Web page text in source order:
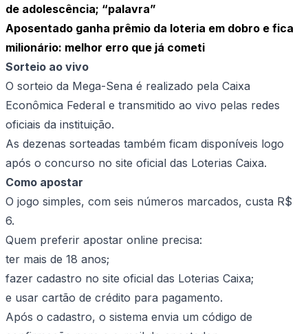
de adolescência; “palavra”
Aposentado ganha prêmio da loteria em dobro e fica
milionário: melhor erro que já cometi
Sorteio ao vivo
O sorteio da Mega-Sena é realizado pela Caixa
Econômica Federal e transmitido ao vivo pelas redes
oficiais da instituição.
As dezenas sorteadas também ficam disponíveis logo
após o concurso no site oficial das Loterias Caixa.
Como apostar
O jogo simples, com seis números marcados, custa R$
6.
Quem preferir apostar online precisa:
ter mais de 18 anos;
fazer cadastro no site oficial das Loterias Caixa;
e usar cartão de crédito para pagamento.
Após o cadastro, o sistema envia um código de